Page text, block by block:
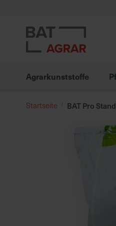
springen
Agrarkunststoffe
Startseite BAT Pro